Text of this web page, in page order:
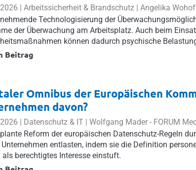
| Arbeitssicherheit & Brandschutz | Angelika
Technologisierung der
der Überwachung am Arbeitsplatz. Auch beim
können dadurch psychische
Beitrag
Omnibus der Europäischen
davon?
| Datenschutz & IT | Wolfgang Mader - FORUM
Reform der europäischen Datenschutz-Regeln
entlasten, indem sie die Definition
als berechtigtes Interesse einstuft.